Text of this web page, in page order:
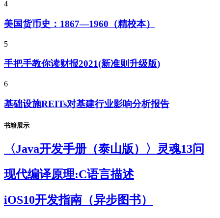
4
美国货币史：1867—1960（精校本）
5
手把手教你读财报2021(新准则升级版)
6
基础设施REITs对基建行业影响分析报告
书籍展示
〈Java开发手册（泰山版）〉灵魂13问
现代编译原理:C语言描述
iOS10开发指南（异步图书）